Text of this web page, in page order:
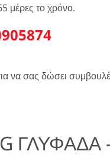
μέρες το χρόνο.
να σας δώσει
ΓΛΥΦΑΔΑ